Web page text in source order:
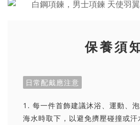
保養須
日常配戴應注意
1. 每一件首飾建議沐浴、運動、
海水時取下，以避免擠壓碰撞或